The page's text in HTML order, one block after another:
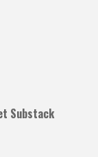
Substack